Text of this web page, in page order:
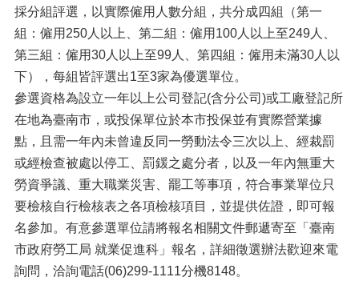
採分組評選，以實際僱用人數分組，共分成四組（第一
組：僱用250人以上、第二組：僱用100人以上至249人、
第三組：僱用30人以上至99人、第四組：僱用未滿30人以
下），每組皆評選出1至3家為優選單位。
參選資格為設立一年以上公司登記(含分公司)或工廠登記所
在地為臺南市，或投保單位於本市投保並有實際營業據
點，且需一年內未曾違反同一勞動法令三次以上、經裁罰
或經檢查被處以停工、罰鍰之處分者，以及一年內無重大
勞資爭議、重大職業災害、罷工等事項，符合事業單位只
要檢核自行檢核表之各項檢核項目，並提供佐證，即可報
名參加。有意參選單位請將報名相關文件郵遞寄至「臺南
市政府勞工局 就業促進科」報名，詳細徵選辦法歡迎來電
詢問，洽詢電話(06)299-1111分機8148。